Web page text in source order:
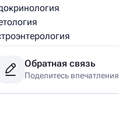
массаж
Обратная связь
Поделитесь